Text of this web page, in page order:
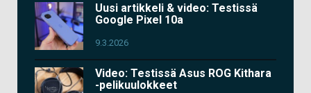
Uusi artikkeli & video: Testissä
Google Pixel 10a
9.3.2026
Video: Testissä Asus ROG Kithara
-pelikuulokkeet